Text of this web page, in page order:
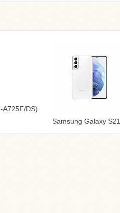
A725F/DS)
Samsung Galaxy